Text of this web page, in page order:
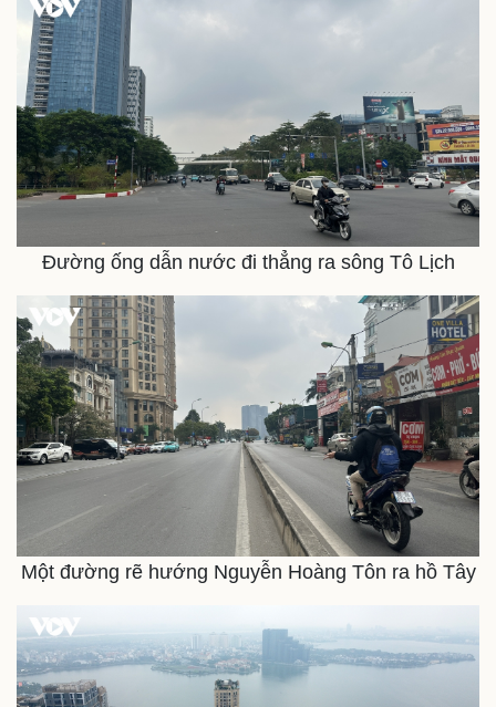
Dinh dưỡng - món ngon
Sản phụ khoa
Nhi khoa
Nam khoa
Làm đẹp - giảm cân
Đời sống
Nhà đẹp
Tình yêu - Gia đình
Đường ống dẫn nước đi thẳng ra sông Tô Lịch
Một đường rẽ hướng Nguyễn Hoàng Tôn ra hồ Tây